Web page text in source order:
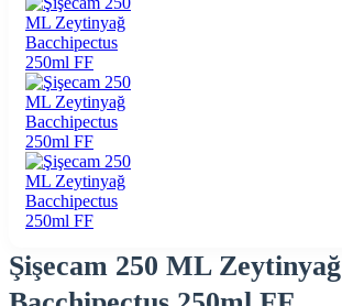
Şişecam 250 ML Zeytinyağ